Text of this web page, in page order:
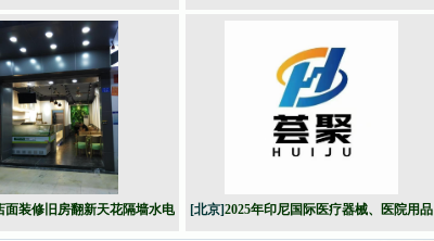
艺高中之体育高中特长班
面装修旧房翻新天花隔墙水电
[北京]2025年印尼国际医疗器械、医院用品